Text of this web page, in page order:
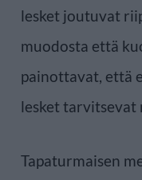
lesket joutuvat
muodosta että
painottavat, että
lesket tarvitsevat
Tapaturmaisen